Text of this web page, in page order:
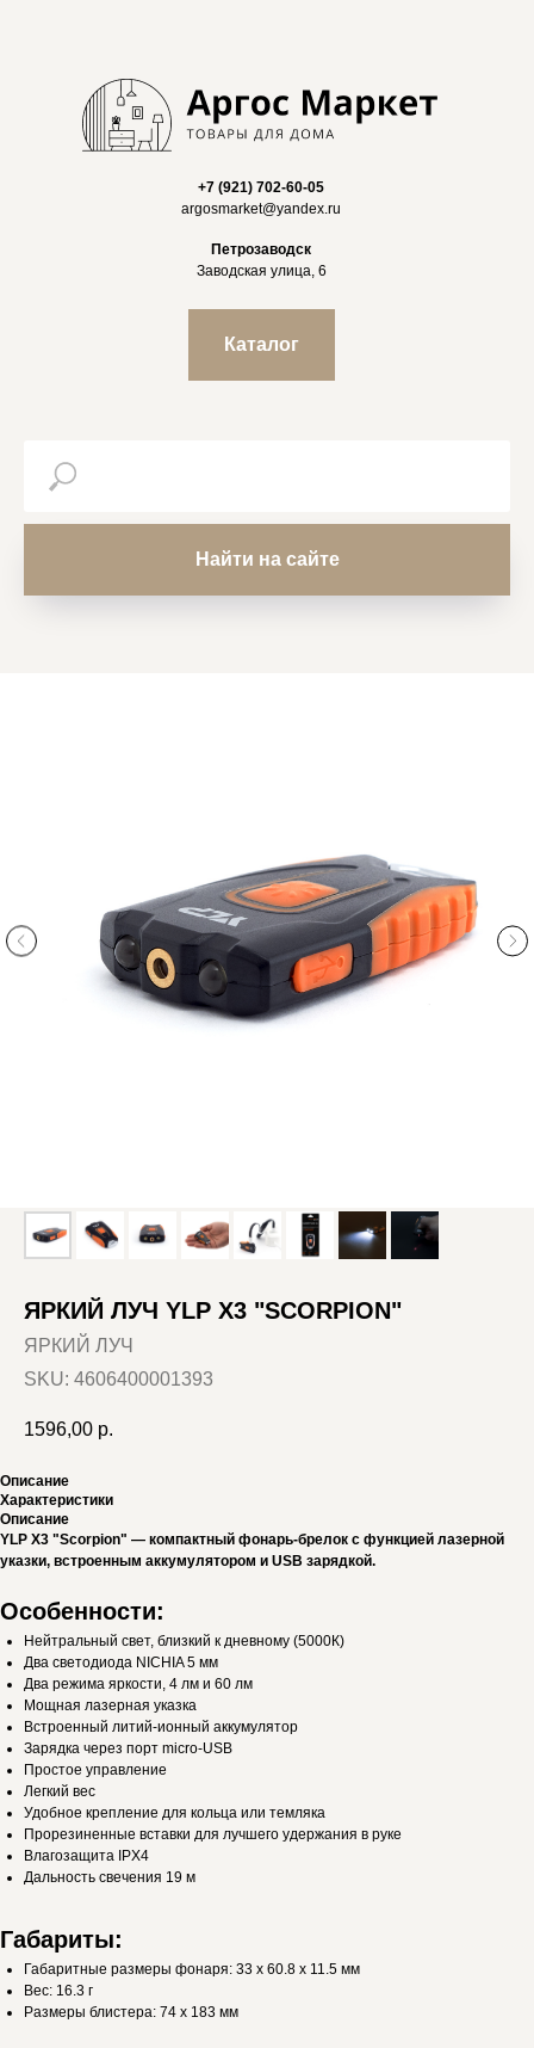
+7 (921) 702-60-05
argosmarket@yandex.ru
Петрозаводск
Заводская улица, 6
Каталог
Найти на сайте
ЯРКИЙ ЛУЧ YLP X3 "SCORPION"
ЯРКИЙ ЛУЧ
SKU: 4606400001393
1596,00 р.
Описание
Характеристики
Описание
YLP X3 "Scorpion" — компактный фонарь-брелок с функцией лазерной
указки, встроенным аккумулятором и USB зарядкой.
Особенности:
Hейтральный свет, близкий к дневному (5000К)
Два светодиода NICHIA 5 мм
Два режима яркости, 4 лм и 60 лм
Мощная лазерная указка
Встроенный литий-ионный аккумулятор
Зарядка через порт micro-USB
Простое управление
Легкий вес
Удобное крепление для кольца или темляка
Прорезиненные вставки для лучшего удержания в руке
Влагозащита IPX4
Дальность свечения 19 м
Габариты:
Габаритные размеры фонаря: 33 x 60.8 x 11.5 мм
Вес: 16.3 г
Размеры блистера: 74 x 183 мм